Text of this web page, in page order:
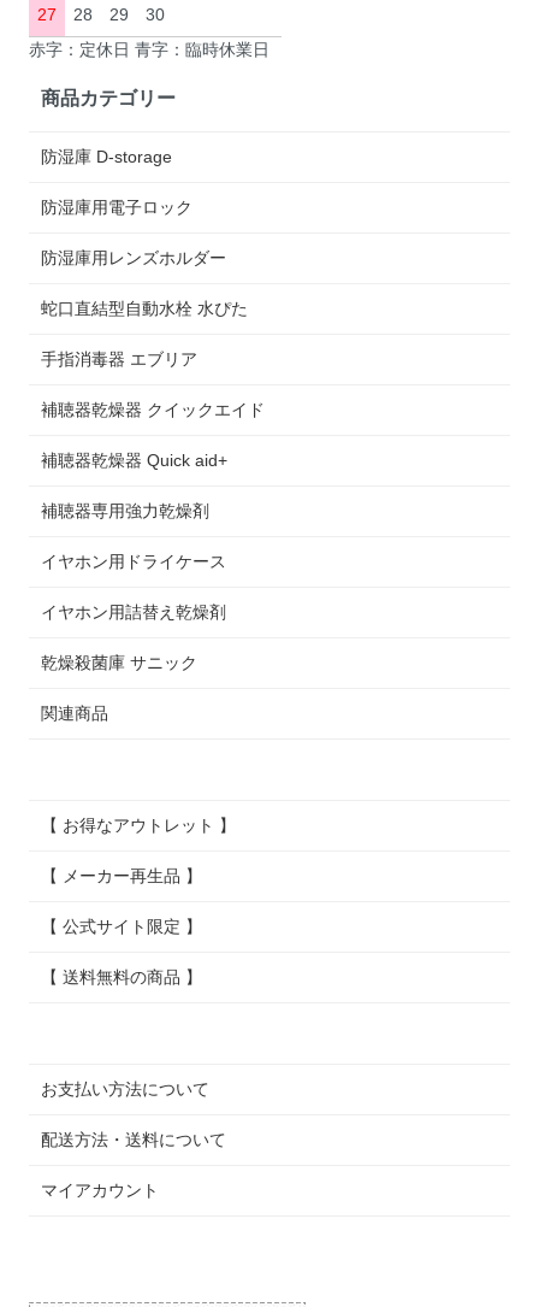
27 28 29
30
赤字：定休日 青字：臨時休業日
商品カテゴリー
防湿庫 D-storage
防湿庫用電子ロック
防湿庫用レンズホルダー
蛇口直結型自動水栓 水ぴた
手指消毒器 エブリア
補聴器乾燥器 クイックエイド
補聴器乾燥器 Quick aid+
補聴器専用強力乾燥剤
イヤホン用ドライケース
イヤホン用詰替え乾燥剤
乾燥殺菌庫 サニック
関連商品
【 お得なアウトレット 】
【 メーカー再生品 】
【 公式サイト限定 】
【 送料無料の商品 】
お支払い方法について
配送方法・送料について
マイアカウント